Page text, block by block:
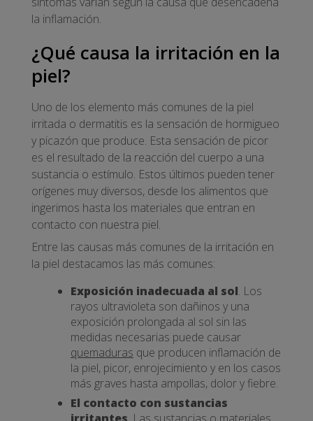
la inflamación.
¿Qué causa la irritación en la
piel?
Uno de los elemento más comunes de la piel
irritada o dermatitis es la sensación de hormigueo
y picazón que produce. Esta sensación de picor
es el resultado de la reacción del cuerpo a una
sustancia o estímulo. Estos últimos pueden tener
orígenes muy diversos, desde los alimentos que
ingerimos hasta los materiales que entran en
contacto con nuestra piel.
Entre las causas más comunes de la irritación en
la piel destacamos las más comunes:
Exposición inadecuada al sol. Los
rayos ultravioleta son dañinos y una
exposición prolongada al sol sin las
medidas necesarias puede causar
quemaduras que producen inflamación de
la piel, picor, enrojecimiento y en los casos
más graves hasta ampollas, dolor y fiebre.
El contacto con sustancias